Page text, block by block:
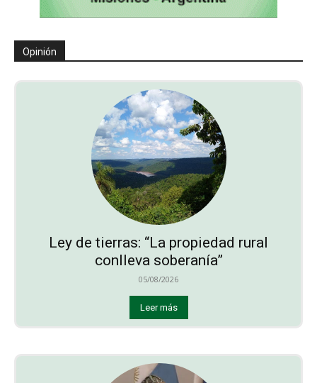
Opinión
Ley de tierras: “La propiedad rural
conlleva soberanía”
05/08/2026
Leer más